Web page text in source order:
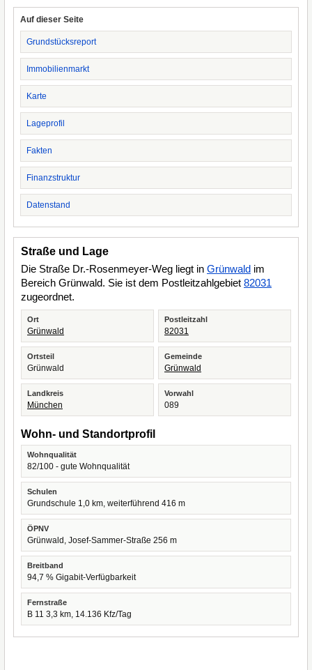
Auf dieser Seite
Grundstücksreport
Immobilienmarkt
Karte
Lageprofil
Fakten
Finanzstruktur
Datenstand
Straße und Lage
Die Straße Dr.-Rosenmeyer-Weg liegt in Grünwald im
Bereich Grünwald. Sie ist dem Postleitzahlgebiet 82031
zugeordnet.
Ort
Grünwald
Postleitzahl
82031
Ortsteil
Grünwald
Gemeinde
Grünwald
Landkreis
München
Vorwahl
089
Wohn- und Standortprofil
Wohnqualität
82/100 - gute Wohnqualität
Schulen
Grundschule 1,0 km, weiterführend 416 m
ÖPNV
Grünwald, Josef-Sammer-Straße 256 m
Breitband
94,7 % Gigabit-Verfügbarkeit
Fernstraße
B 11 3,3 km, 14.136 Kfz/Tag